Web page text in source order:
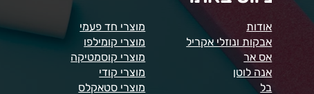
מוצרי חד פעמי
מוצרי קומילפו
מוצרי קוסמטיקה
מוצרי קודי
מוצרי סטאקלס
אודות
אבקות ונוזלי אקריל
אס אר
אנה לוטן
בל